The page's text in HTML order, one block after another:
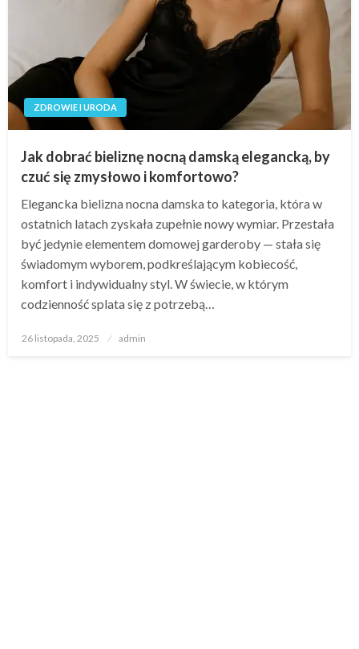
ZDROWIE I URODA
Jak dobrać bieliznę nocną damską elegancką, by
czuć się zmysłowo i komfortowo?
Elegancka bielizna nocna damska to kategoria, która w
ostatnich latach zyskała zupełnie nowy wymiar. Przestała
być jedynie elementem domowej garderoby — stała się
świadomym wyborem, podkreślającym kobiecość,
komfort i indywidualny styl. W świecie, w którym
codzienność splata się z potrzebą…
Opublikowane
26 listopada, 2025 admin